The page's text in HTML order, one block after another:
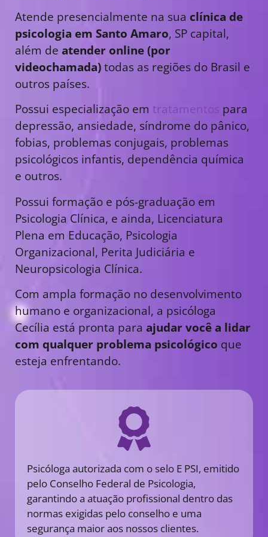
Atende presencialmente na sua clínica de
psicologia em Santo Amaro, SP capital,
além de atender online (por
videochamada)todas as regiões do Brasil e
outros países.
Possui especialização em tratamentos para
depressão, ansiedade, síndrome do pânico,
fobias, problemas conjugais, problemas
psicológicos infantis, dependência química
e outros.
Possui formação e pós-graduação em
Psicologia Clínica, e ainda, Licenciatura
Plena em Educação, Psicologia
Organizacional, Perita Judiciária e
Neuropsicologia Clínica.
Com ampla formação no desenvolvimento
humano e organizacional, a psicóloga
Cecília está pronta para ajudar você a lidar
com qualquer problema psicológico que
esteja enfrentando.
Psicóloga autorizada com o selo E PSI, emitido
pelo Conselho Federal de Psicologia,
garantindo a atuação profissional dentro das
normas exigidas pelo conselho e uma
segurança maior aos nossos clientes.